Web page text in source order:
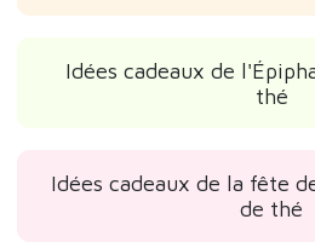
Idées cadeaux de
thé
Idées cadeaux de la fête
de thé